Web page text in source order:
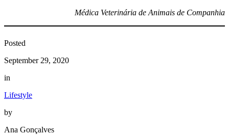
Médica Veterinária de Animais de Companhia
Posted
September 29, 2020
in
Lifestyle
by
Ana Gonçalves